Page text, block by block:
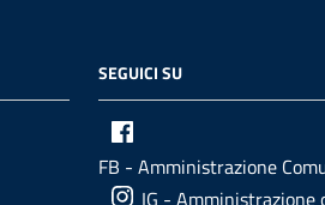
SEGUICI SU
FB - Amministrazione
IG - Amministrazione